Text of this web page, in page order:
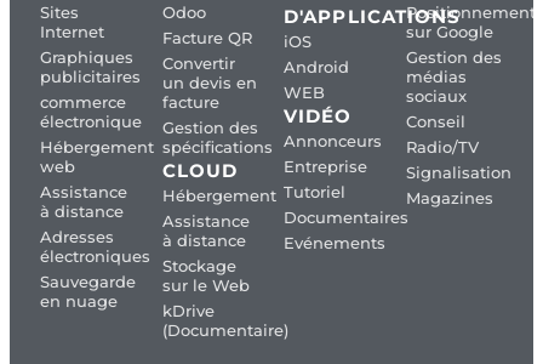
Sites
Internet
Graphiques
publicitaires
commerce
électronique
Hébergement
web
Assistance
à distance
Adresses
électroniques
Sauvegarde
en nuage
Odoo
Facture QR
Convertir
un devis en
facture
Gestion des
spécifications
CLOUD
Hébergement
Assistance
à distance
Stockage
sur le Web
kDrive
(Documentaire)
D'APPLICATIONS
iOS
Android
WEB
VIDÉO
Annonceurs
Entreprise
Tutoriel
Documentaires
Evénements
Positionnement
sur Google
Gestion des
médias
sociaux
Conseil
Radio/TV
Signalisation
Magazines